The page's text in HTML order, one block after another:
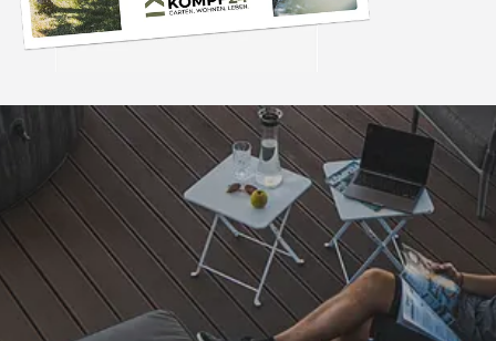
Trusted Shops
4,81/ 5
25.988 Bewertungen
„Super,leicht und
seine